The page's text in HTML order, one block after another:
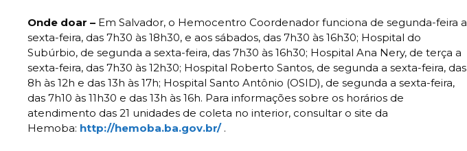
Onde doar – Em Salvador, o Hemocentro Coordenador funciona de segunda-feira a
sexta-feira, das 7h30 às 18h30, e aos sábados, das 7h30 às 16h30; Hospital do
Subúrbio, de segunda a sexta-feira, das 7h30 às 16h30; Hospital Ana Nery, de terça a
sexta-feira, das 7h30 às 12h30; Hospital Roberto Santos, de segunda a sexta-feira, das
8h às 12h e das 13h às 17h; Hospital Santo Antônio (OSID), de segunda a sexta-feira,
das 7h10 às 11h30 e das 13h às 16h. Para informações sobre os horários de
atendimento das 21 unidades de coleta no interior, consultar o site da
Hemoba: http://hemoba.ba.gov.br/ .